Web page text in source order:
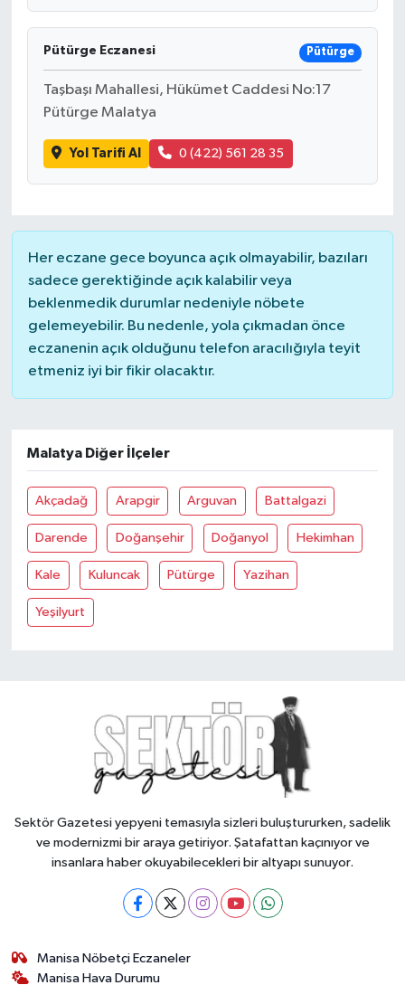
Pütürge Eczanesi Pütürge
Taşbaşı Mahallesi, Hükümet Caddesi No:17
Pütürge Malatya
Yol Tarifi Al 0 (422) 561 28 35
Her eczane gece boyunca açık olmayabilir, bazıları
sadece gerektiğinde açık kalabilir veya
beklenmedik durumlar nedeniyle nöbete
gelemeyebilir. Bu nedenle, yola çıkmadan önce
eczanenin açık olduğunu telefon aracılığıyla teyit
etmeniz iyi bir fikir olacaktır.
Malatya Diğer İlçeler
Akçadağ Arapgir Arguvan Battalgazi
Darende Doğanşehir Doğanyol Hekimhan
Kale Kuluncak Pütürge Yazihan
Yeşilyurt
Sektör Gazetesi yepyeni temasıyla sizleri buluştururken, sadelik
ve modernizmi bir araya getiriyor. Şatafattan kaçınıyor ve
insanlara haber okuyabilecekleri bir altyapı sunuyor.
Manisa Nöbetçi Eczaneler
Manisa Hava Durumu